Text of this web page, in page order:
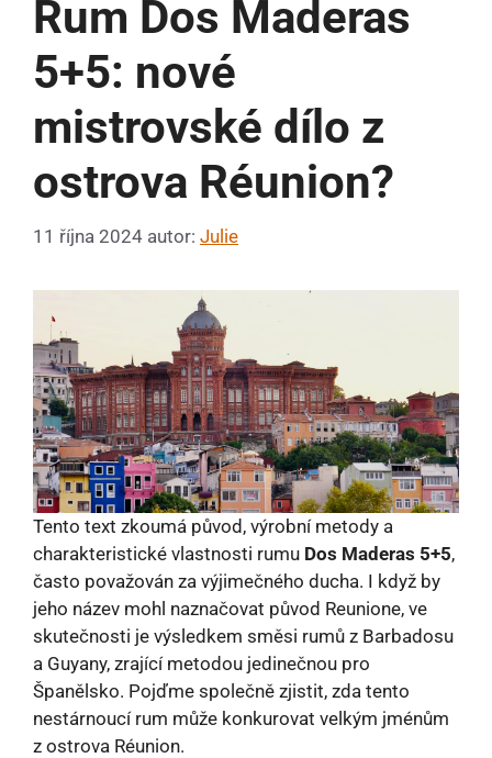
Rum Dos Maderas
5+5: nové
mistrovské dílo z
ostrova Réunion?
11 října 2024 autor: Julie
Tento text zkoumá původ, výrobní metody a
charakteristické vlastnosti rumu Dos Maderas 5+5,
často považován za výjimečného ducha. I když by
jeho název mohl naznačovat původ Reunione, ve
skutečnosti je výsledkem směsi rumů z Barbadosu
a Guyany, zrající metodou jedinečnou pro
Španělsko. Pojďme společně zjistit, zda tento
nestárnoucí rum může konkurovat velkým jménům
z ostrova Réunion.